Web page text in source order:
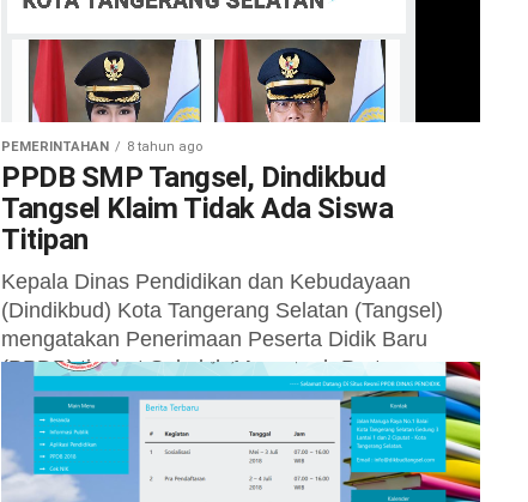
PEMERINTAHAN 8 tahun ago
PPDB SMP Tangsel, Dindikbud
Tangsel Klaim Tidak Ada Siswa
Titipan
Kepala Dinas Pendidikan dan Kebudayaan
(Dindikbud) Kota Tangerang Selatan (Tangsel)
mengatakan Penerimaan Peserta Didik Baru
(PPDB) tingkat Sekolah Menengah Pertama
(SMP) tahun 2018 dengan sistem online...